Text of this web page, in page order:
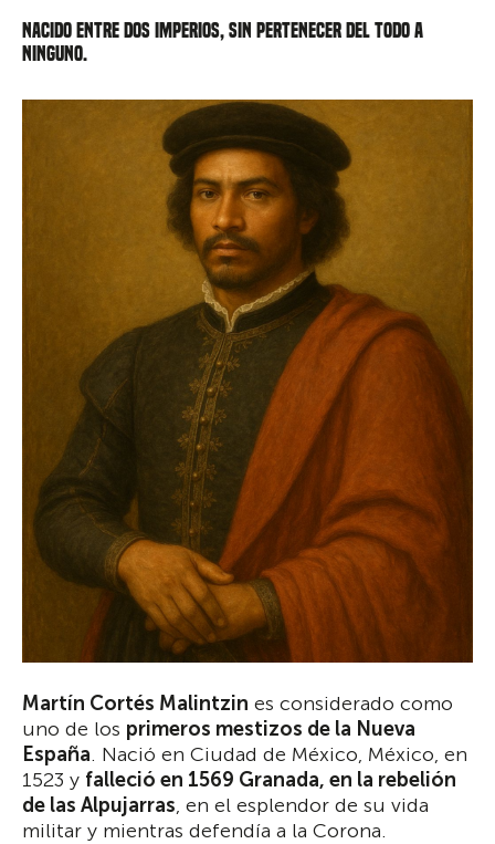
NACIDO ENTRE DOS IMPERIOS, SIN PERTENECER DEL TODO A
NINGUNO.
Martín Cortés Malintzin es considerado como
uno de los primeros mestizos de la Nueva
España. Nació en Ciudad de México, México, en
1523 y falleció en 1569 Granada, en la rebelión
de las Alpujarras, en el esplendor de su vida
militar y mientras defendía a la Corona.